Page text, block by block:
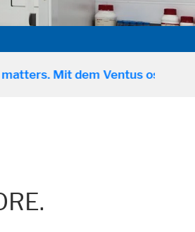
Mit dem Ventus osciJET